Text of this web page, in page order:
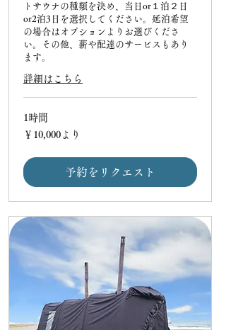
トサウナの種類を決め、当日or１泊２日
or2泊3日を選択してください。延泊希望
の場合はオプションよりお選びくださ
い。その他、薪や配達のサービスもあり
ます。
詳細はこちら
1時間
10,000
円
り
￥10,000より
予約をリクエスト